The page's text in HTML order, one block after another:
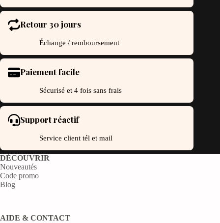
Retour 30 jours
Échange / remboursement
Paiement facile
Sécurisé et 4 fois sans frais
Support réactif
Service client tél et mail
DÉCOUVRIR
Nouveautés
Code promo
Blog
AIDE & CONTACT